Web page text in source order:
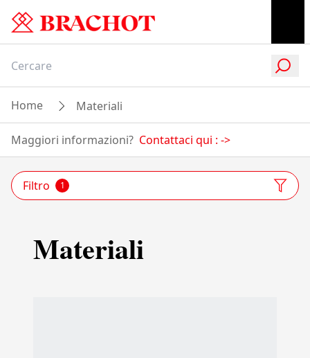
Home Materiali
Maggiori informazioni? Contattaci qui : ->
Filtro 1
Materiali